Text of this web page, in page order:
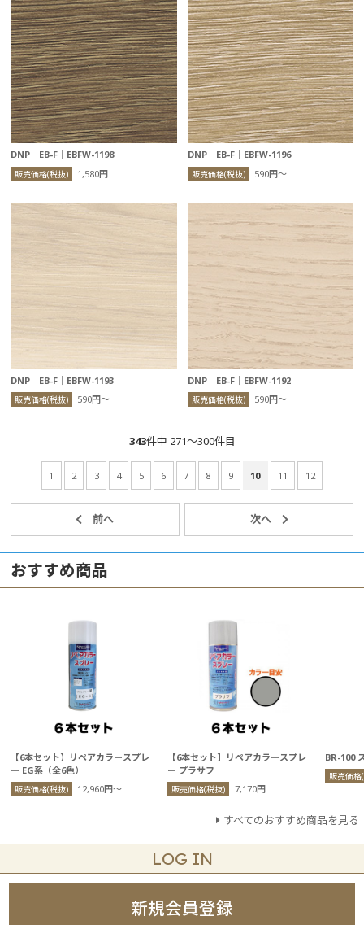
DNP EB-F｜EBFW-1198
販売価格(税抜) 1,580円
DNP EB-F｜EBFW-1196
販売価格(税抜) 590円〜
DNP EB-F｜EBFW-1193
販売価格(税抜) 590円〜
DNP EB-F｜EBFW-1192
販売価格(税抜) 590円〜
343件中 271〜300件目
1 2 3 4 5 6 7 8 9 10 11 12
おすすめ商品
【6本セット】リペアカラースプレ
ー EG系（全6色）
販売価格(税抜) 12,960円〜
【6本セット】リペアカラースプレ
ー プラサフ
販売価格(税抜) 7,170円
BR-100
販売価格
すべてのおすすめ商品を見る
LOG IN
新規会員登録